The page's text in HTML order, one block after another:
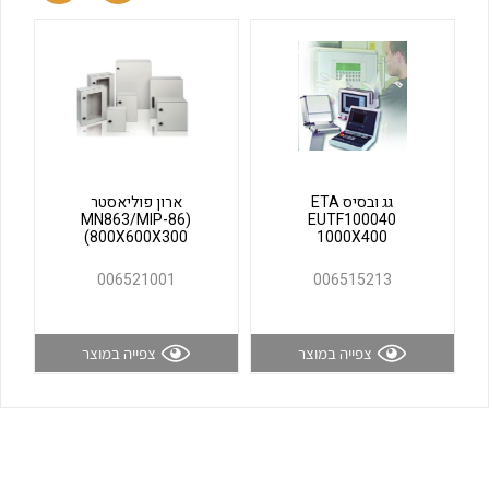
לכל מוצרי היצרן לכל מוצרי היצרן
גג ובסיס ETA
EUTF100040
1000X400
006515213
צפייה במוצר
ארון פוליאסטר
(MN863/MIP-86
(800X600X300
006521001
צפייה במוצר